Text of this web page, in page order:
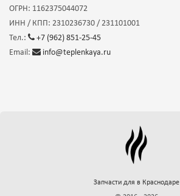
ОГРН: 1162375044072
ИНН / КПП: 2310236730 / 231101001
Тел.:
+7 (962) 851-25-45
Email:
info@teplenkaya.ru
Запчасти для в Краснодаре